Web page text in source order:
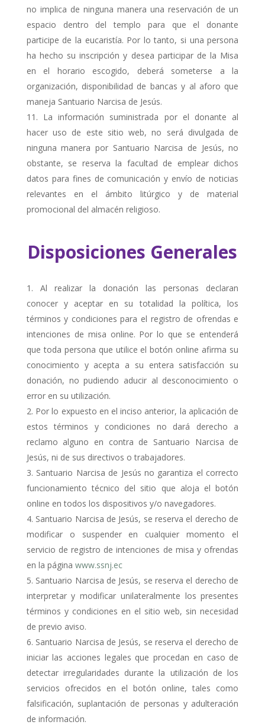
no implica de ninguna manera una reservación de un
espacio dentro del templo para que el donante
participe de la eucaristía. Por lo tanto, si una persona
ha hecho su inscripción y desea participar de la Misa
en el horario escogido, deberá someterse a la
organización, disponibilidad de bancas y al aforo que
maneja Santuario Narcisa de Jesús.
La información suministrada por el donante al
hacer uso de este sitio web, no será divulgada de
ninguna manera por Santuario Narcisa de Jesús, no
obstante, se reserva la facultad de emplear dichos
datos para fines de comunicación y envío de noticias
relevantes en el ámbito litúrgico y de material
promocional del almacén religioso.
Disposiciones Generales
Al realizar la donación las personas declaran
conocer y aceptar en su totalidad la política, los
términos y condiciones para el registro de ofrendas e
intenciones de misa online. Por lo que se entenderá
que toda persona que utilice el botón online afirma su
conocimiento y acepta a su entera satisfacción su
donación, no pudiendo aducir al desconocimiento o
error en su utilización.
Por lo expuesto en el inciso anterior, la aplicación de
estos términos y condiciones no dará derecho a
reclamo alguno en contra de Santuario Narcisa de
Jesús, ni de sus directivos o trabajadores.
Santuario Narcisa de Jesús no garantiza el correcto
funcionamiento técnico del sitio que aloja el botón
online en todos los dispositivos y/o navegadores.
Santuario Narcisa de Jesús, se reserva el derecho de
modificar o suspender en cualquier momento el
servicio de registro de intenciones de misa y ofrendas
en la página www.ssnj.ec
Santuario Narcisa de Jesús, se reserva el derecho de
interpretar y modificar unilateralmente los presentes
términos y condiciones en el sitio web, sin necesidad
de previo aviso.
Santuario Narcisa de Jesús, se reserva el derecho de
iniciar las acciones legales que procedan en caso de
detectar irregularidades durante la utilización de los
servicios ofrecidos en el botón online, tales como
falsificación, suplantación de personas y adulteración
de información.